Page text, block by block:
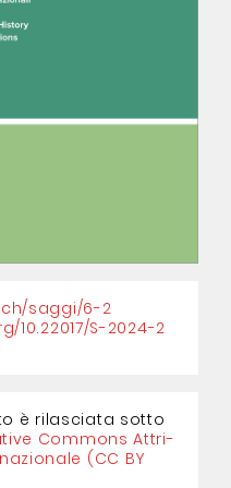
saggi/6-2
10.22017/S-2024-2
è rilasciata sotto
Com­mons Attri­
(CC BY